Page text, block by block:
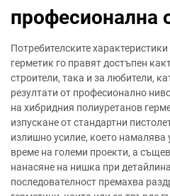
професионална
Потребителските
герметик го правят достъпен
строители, така и за любители,
резултати от професионално
на хибридния полиуретанов
изпускане от стандартни
излишно усилие, което намалява
време на големи проекти, а
нанасяне на нишка при
последователност премахва